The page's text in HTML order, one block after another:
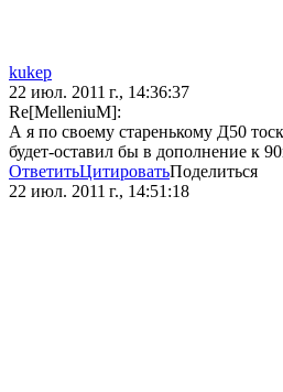
kukep
22 июл. 2011 г., 14:36:37
Re[MelleniuM]:
А я по своему старенькому Д50
будет-оставил бы в дополнение к
ОтветитьЦитироватьПоделиться
22 июл. 2011 г., 14:51:18